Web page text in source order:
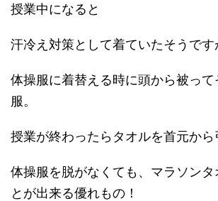
授業中になると
汗冷え対策として着ていたそうです
体操服に着替える時に頭から被っ
服。
授業が終わったらタオルを首元か
体操服を脱がなくても、マラソンタ
とが出来る優れもの！